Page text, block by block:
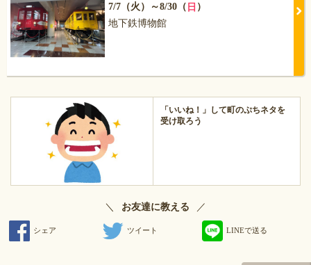
7/7（火）～8/30（ 日 ）
地下鉄博物館
「いいね！」して町のぷちネタを
受け取ろう
＼ お友達に教える ／
シェア ツイート LINEで送る